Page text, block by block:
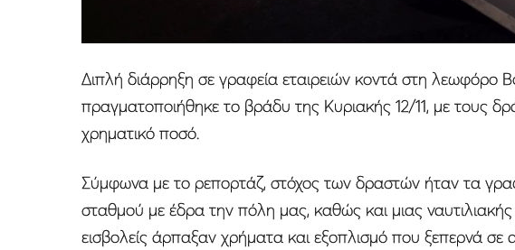
Διπλή διάρρηξη σε γραφεία εταιρειών κοντά στη λεωφόρο
πραγματοποιήθηκε το βράδυ της Κυριακής 12/11, με τους
χρηματικό ποσό.
Σύμφωνα με το ρεπορτάζ, στόχος των δραστών ήταν τα
σταθμού με έδρα την πόλη μας, καθώς και μιας ναυτιλιακής
εισβολείς άρπαξαν χρήματα και εξοπλισμό που ξεπερνά